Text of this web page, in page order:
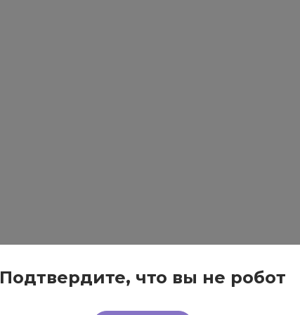
Подтвердите, что вы не робот